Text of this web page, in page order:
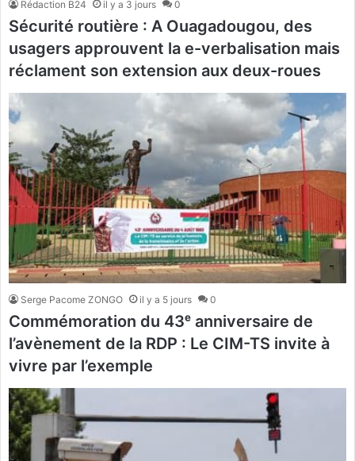
Rédaction B24 il y a 3 jours 0
Sécurité routière : A Ouagadougou, des
usagers approuvent la e-verbalisation mais
réclament son extension aux deux-roues
Serge Pacome ZONGO il y a 5 jours 0
Commémoration du 43ᵉ anniversaire de
l’avènement de la RDP : Le CIM-TS invite à
vivre par l’exemple